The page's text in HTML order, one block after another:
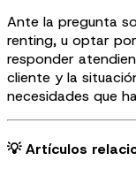
Ante la pregunta
renting, u optar
responder
cliente y la
necesidades que
💡 Artículos